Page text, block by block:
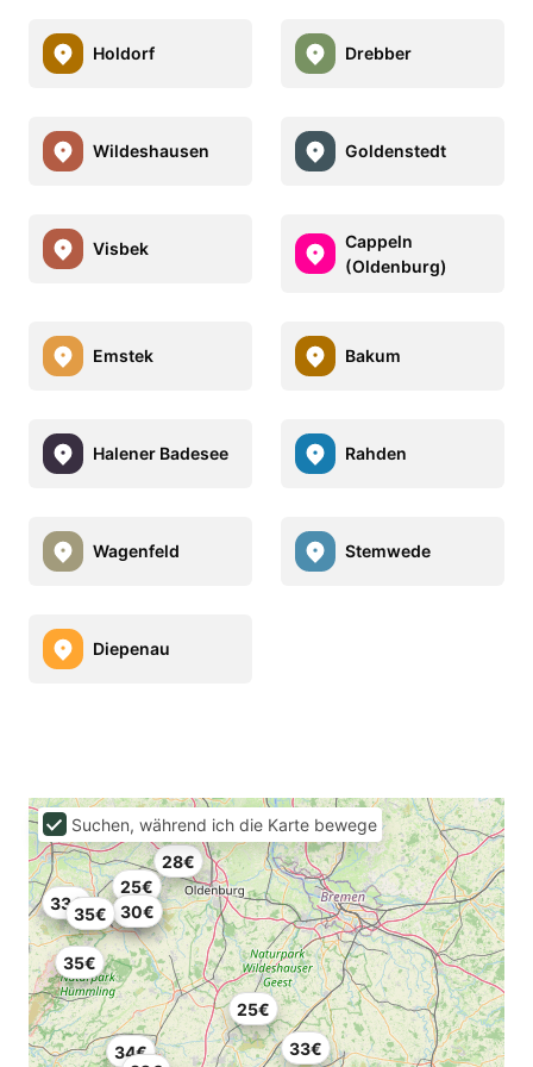
Holdorf Drebber
Wildeshausen Goldenstedt
Visbek
Cappeln
(Oldenburg)
Emstek Bakum
Halener Badesee Rahden
Wagenfeld Stemwede
Diepenau
10€
25€
25€
28€
30€
33€
33€
34€
35€
35€
Suchen, während ich die Karte bewege